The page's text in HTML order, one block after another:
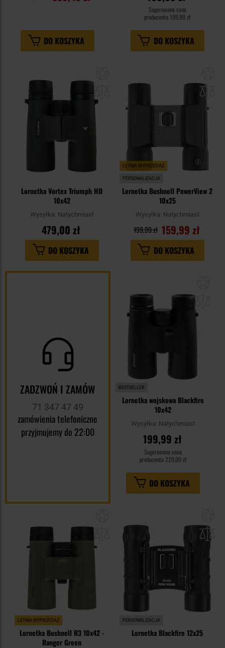
DO KOSZYKA
Sugerowana cena
producenta 199,99 zł
DO KOSZYKA
Lornetka Vortex Triumph HD
10x42
Wysyłka: Natychmiast
479,00 zł
DO KOSZYKA
LETNIA WYPRZEDAŻ
PERSONALIZACJA
Lornetka Bushnell PowerView 2
10x25
Wysyłka: Natychmiast
159,99 zł
199,99 zł
DO KOSZYKA
ZADZWOŃ I ZAMÓW
71 347 47 49
zamówienia telefoniczne
przyjmujemy do 22:00
BESTSELLER
Lornetka wojskowa Blackfire
10x42
Wysyłka: Natychmiast
199,99 zł
Sugerowana cena
producenta 229,00 zł
DO KOSZYKA
schowka
LETNIA WYPRZEDAŻ
Lornetka Bushnell R3 10x42 -
Ranger Green
PERSONALIZACJA
Lornetka Blackfire 12x25